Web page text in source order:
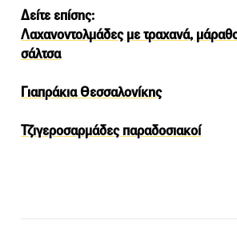
Δείτε επίσης:
Λαχανοντολμάδες με τραχανά,
σάλτσα
Γιαπράκια Θεσσαλονίκης
Τζιγεροσαρμάδες παραδοσιακοί